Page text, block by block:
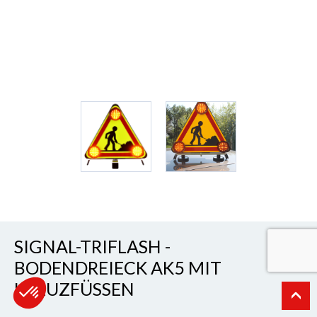
SIGNAL-TRIFLASH -
BODENDREIECK AK5 MIT
KREUZFÜSSEN